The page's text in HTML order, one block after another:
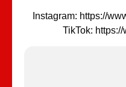
Instagram: